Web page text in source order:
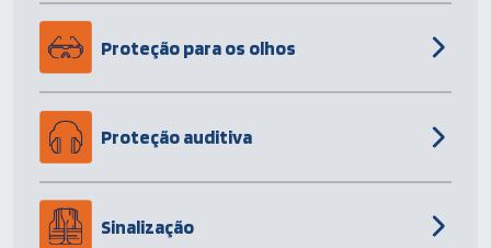
Proteção para os olhos
Proteção auditiva
Sinalização